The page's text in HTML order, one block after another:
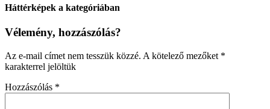
Háttérképek a kategóriában
Vélemény, hozzászólás?
Az e-mail címet nem tesszük közzé. A kötelező mezőket *
karakterrel jelöltük
Hozzászólás *